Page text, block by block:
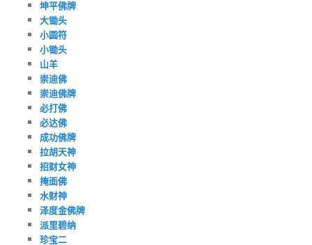
坤平佛牌
大锄头
小圆符
小锄头
山羊
崇迪佛
崇迪佛牌
必打佛
必达佛
成功佛牌
拉胡天神
招财女神
掩面佛
水财神
泽度金佛牌
派里碧纳
珍宝二